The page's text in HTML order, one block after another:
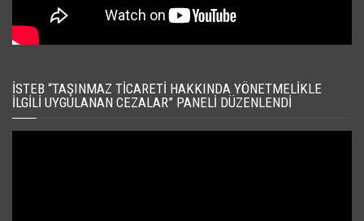
İSTEB “TAŞINMAZ TICARETI HAKKINDA YÖNETMELIKLE
İLGILI UYGULANAN CEZALAR” PANELI DÜZENLENDI